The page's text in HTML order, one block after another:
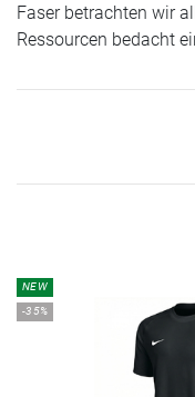
Faser betrachten wir
Ressourcen bedacht
NEW
-35%